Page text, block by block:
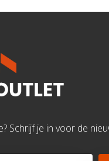
Schrijf je in voor de